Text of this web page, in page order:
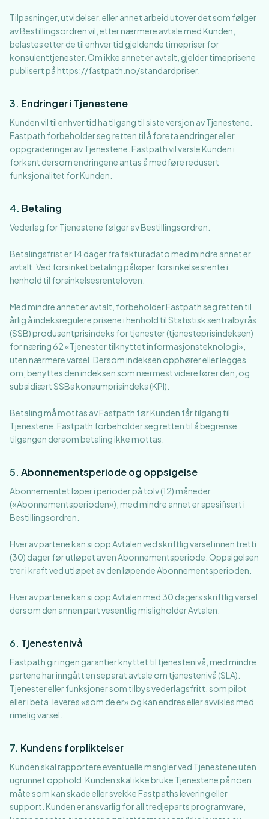
Tilpasninger, utvidelser, eller annet arbeid utover det som følger
av Bestillingsordren vil, etter nærmere avtale med Kunden,
belastes etter de til enhver tid gjeldende timepriser for
konsulenttjenester. Om ikke annet er avtalt, gjelder timeprisene
publisert på https://fastpath.no/standardpriser.
3. Endringer i Tjenestene
Kunden vil til enhver tid ha tilgang til siste versjon av Tjenestene.
Fastpath forbeholder seg retten til å foreta endringer eller
oppgraderinger av Tjenestene. Fastpath vil varsle Kunden i
forkant dersom endringene antas å medføre redusert
funksjonalitet for Kunden.
4. Betaling
Vederlag for Tjenestene følger av Bestillingsordren.
Betalingsfrist er 14 dager fra fakturadato med mindre annet er
avtalt. Ved forsinket betaling påløper forsinkelsesrente i
henhold til forsinkelsesrenteloven.
Med mindre annet er avtalt, forbeholder Fastpath seg retten til
årlig å indeksregulere prisene i henhold til Statistisk sentralbyrås
(SSB) produsentprisindeks for tjenester (tjenesteprisindeksen)
for næring 62 «Tjenester tilknyttet informasjonsteknologi»,
uten nærmere varsel. Dersom indeksen opphører eller legges
om, benyttes den indeksen som nærmest viderefører den, og
subsidiært SSBs konsumprisindeks (KPI).
Betaling må mottas av Fastpath før Kunden får tilgang til
Tjenestene. Fastpath forbeholder seg retten til å begrense
tilgangen dersom betaling ikke mottas.
5. Abonnementsperiode og oppsigelse
Abonnementet løper i perioder på tolv (12) måneder
(«Abonnementsperioden»), med mindre annet er spesifisert i
Bestillingsordren.
Hver av partene kan si opp Avtalen ved skriftlig varsel innen tretti
(30) dager før utløpet av en Abonnementsperiode. Oppsigelsen
trer i kraft ved utløpet av den løpende Abonnementsperioden.
Hver av partene kan si opp Avtalen med 30 dagers skriftlig varsel
dersom den annen part vesentlig misligholder Avtalen.
6. Tjenestenivå
Fastpath gir ingen garantier knyttet til tjenestenivå, med mindre
partene har inngått en separat avtale om tjenestenivå (SLA).
Tjenester eller funksjoner som tilbys vederlagsfritt, som pilot
eller i beta, leveres «som de er» og kan endres eller avvikles med
rimelig varsel.
7. Kundens forpliktelser
Kunden skal rapportere eventuelle mangler ved Tjenestene uten
ugrunnet opphold. Kunden skal ikke bruke Tjenestene på noen
måte som kan skade eller svekke Fastpaths levering eller
support. Kunden er ansvarlig for all tredjeparts programvare,